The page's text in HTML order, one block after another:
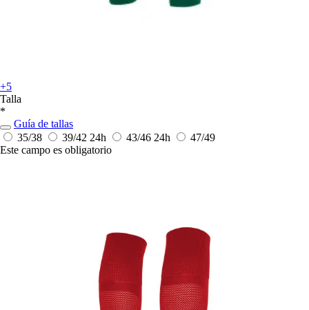
+5
Talla
*
Guía de tallas
35/38
39/42 24h 43/46 24h
47/49
Este campo es obligatorio